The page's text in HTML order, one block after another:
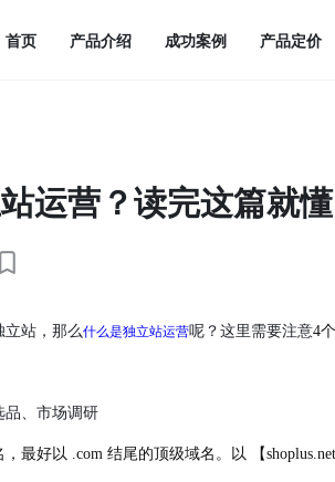
首页 产品介绍 成功案例 产品定价
运营？读完这篇就懂
立站，那么什么是独立站运营呢？这里需要注意4
品、市场调研
，最好以 .com 结尾的顶级域名。以 【